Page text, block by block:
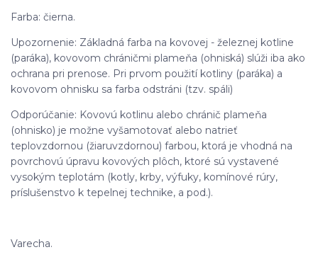
Farba: čierna.
Upozornenie: Základná farba na kovovej - železnej kotline
(paráka), kovovom chráničmi plameňa (ohniská) slúži iba ako
ochrana pri prenose. Pri prvom použití kotliny (paráka) a
kovovom ohnisku sa farba odstráni (tzv. spáli)
Odporúčanie: Kovovú kotlinu alebo chránič plameňa
(ohnisko) je možne vyšamotovať alebo natrieť
teplovzdornou (žiaruvzdornou) farbou, ktorá je vhodná na
povrchovú úpravu kovových plôch, ktoré sú vystavené
vysokým teplotám (kotly, krby, výfuky, komínové rúry,
príslušenstvo k tepelnej technike, a pod.).
Varecha.